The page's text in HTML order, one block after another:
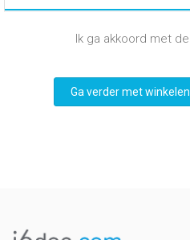
Ik ga akkoord met de
Ga verder met winkelen